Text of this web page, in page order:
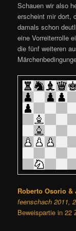
Schauen wir also
erscheint mir dort,
damals schon
eine Vorreiterrolle
die fünf weiteren
Roberto Osorio
feenschach 2011,
Beweispartie in 22